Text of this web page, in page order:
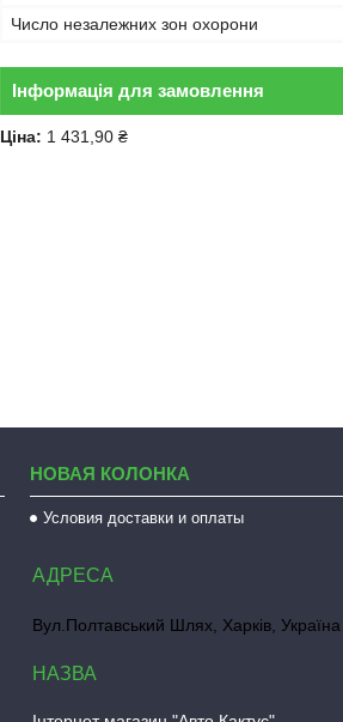
Число незалежних зон охорони
Інформація для замовлення
Ціна: 1 431,90 ₴
НОВАЯ КОЛОНКА
Условия доставки и оплаты
Вул.Полтавський Шлях, Харків, Україна